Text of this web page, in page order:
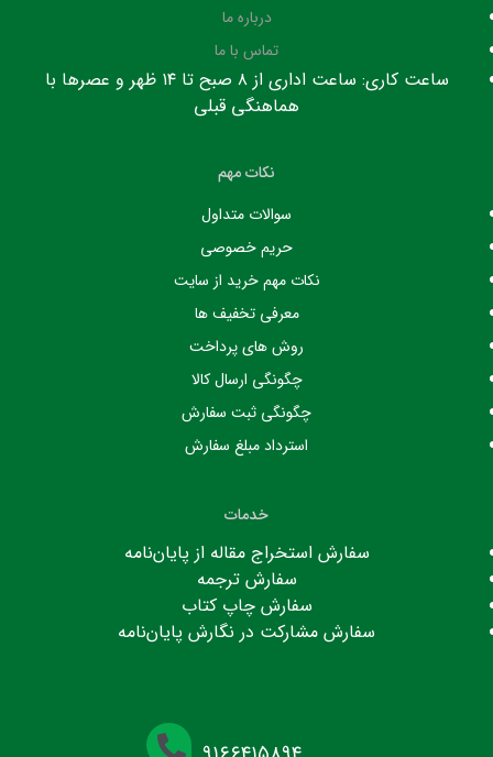
درباره ما
تماس با ما
ساعت کاری: ساعت اداری از ۸ صبح تا ۱۴ ظهر و عصرها با
هماهنگی قبلی
نکات مهم
سوالات متداول
حریم خصوصی
نکات مهم خرید از سایت
معرفی تخفیف ها
روش های پرداخت
چگونگی ارسال کالا
چگونگی ثبت سفارش
استرداد مبلغ سفارش
خدمات
سفارش استخراج مقاله از پایان‌نامه
سفارش ترجمه
سفارش چاپ کتاب
سفارش مشارکت در نگارش پایان‌نامه